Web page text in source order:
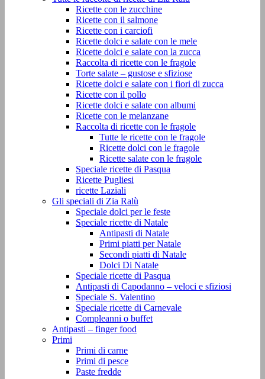
Ricette con le zucchine
Ricette con il salmone
Ricette con i carciofi
Ricette dolci e salate con le mele
Ricette dolci e salate con la zucca
Raccolta di ricette con le fragole
Torte salate – gustose e sfiziose
Ricette dolci e salate con i fiori di zucca
Ricette con il pollo
Ricette dolci e salate con albumi
Ricette con le melanzane
Raccolta di ricette con le fragole
Tutte le ricette con le fragole
Ricette dolci con le fragole
Ricette salate con le fragole
Speciale ricette di Pasqua
Ricette Pugliesi
ricette Laziali
Gli speciali di Zia Ralù
Speciale dolci per le feste
Speciale ricette di Natale
Antipasti di Natale
Primi piatti per Natale
Secondi piatti di Natale
Dolci Di Natale
Speciale ricette di Pasqua
Antipasti di Capodanno – veloci e sfiziosi
Speciale S. Valentino
Speciale ricette di Carnevale
Compleanni o buffet
Antipasti – finger food
Primi
Primi di carne
Primi di pesce
Paste fredde